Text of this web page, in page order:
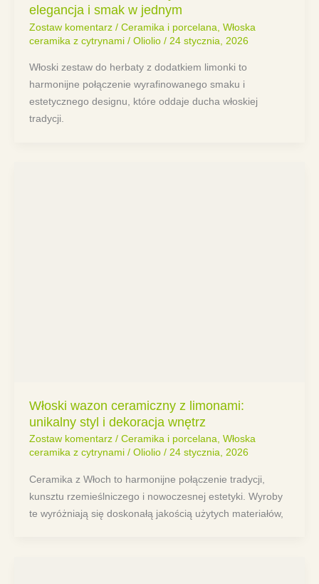
elegancja i smak w jednym
Zostaw komentarz / Ceramika i porcelana, Włoska
ceramika z cytrynami/ Oliolio / 24 stycznia, 2026
Włoski zestaw do herbaty z dodatkiem limonki to
harmonijne połączenie wyrafinowanego smaku i
estetycznego designu, które oddaje ducha włoskiej
tradycji.
Włoski wazon ceramiczny z limonami:
unikalny styl i dekoracja wnętrz
Zostaw komentarz / Ceramika i porcelana, Włoska
ceramika z cytrynami/ Oliolio / 24 stycznia, 2026
Ceramika z Włoch to harmonijne połączenie tradycji,
kunsztu rzemieślniczego i nowoczesnej estetyki. Wyroby
te wyróżniają się doskonałą jakością użytych materiałów,